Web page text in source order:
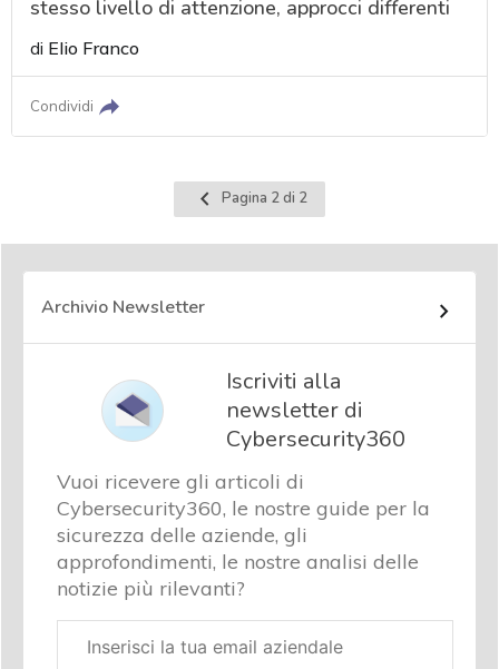
stesso livello di attenzione, approcci differenti
di Elio Franco
Condividi
Pagina
precedente
Pagina 2 di 2
Archivio Newsletter
Iscriviti alla
newsletter di
Cybersecurity360
Vuoi ricevere gli articoli di
Cybersecurity360, le nostre guide per la
sicurezza delle aziende, gli
approfondimenti, le nostre analisi delle
notizie più rilevanti?
aziendale